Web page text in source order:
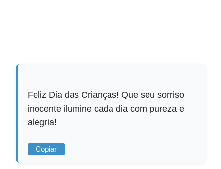
Feliz Dia das Crianças! Que seu sorriso
inocente ilumine cada dia com pureza e
alegria!
Copiar